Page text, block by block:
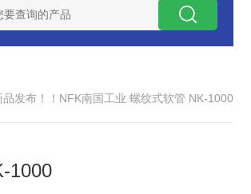
K-0.4-C01-Q69全新！！TORAY东丽
品发布！！NFK南国工业 螺纹式软管 NK-1000
1000